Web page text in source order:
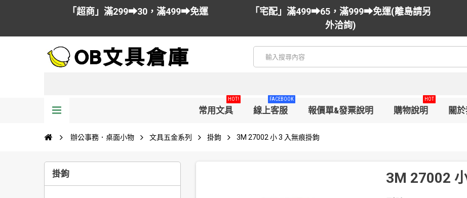
「超商」滿299➡30，滿499➡免運
「宅配」滿499➡65，滿999➡免運(離島請另
外洽詢)
常用文具
HOT!
線上客服
FACEBOOK
報價單&發票說明 購物說明
HOT
關
辦公事務．桌面小物 文具五金系列 掛鉤 3M 27002 小 3 入無痕掛鉤
掛鉤 3M 27002